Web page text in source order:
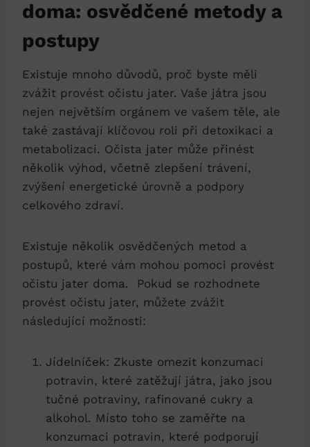
⁤doma: osvědčené metody a
postupy
Existuje mnoho důvodů,⁤ proč byste⁢ měli
zvážit provést očistu‍ jater. Vaše játra jsou
nejen ‌největším orgánem ve vašem těle, ale
také zastávají klíčovou roli při detoxikaci a
metabolizaci. Očista ‌jater může přinést
několik výhod, včetně zlepšení trávení,‌
zvýšení energetické úrovně a podpory
celkového zdraví.
Existuje‍ několik‍ osvědčených metod a
postupů, které⁣ vám‌ mohou pomoci provést
očistu jater doma. ‌ Pokud se rozhodnete
provést očistu jater,⁤ můžete ‌zvážit
‌následující možnosti:
Jídelníček: Zkuste​ omezit‍ konzumaci
⁣potravin, které‍ zatěžují játra, jako jsou
tučné ⁣potraviny, rafinované cukry a
alkohol. Místo toho se zaměřte na
konzumaci potravin, které⁢ podporují⁤